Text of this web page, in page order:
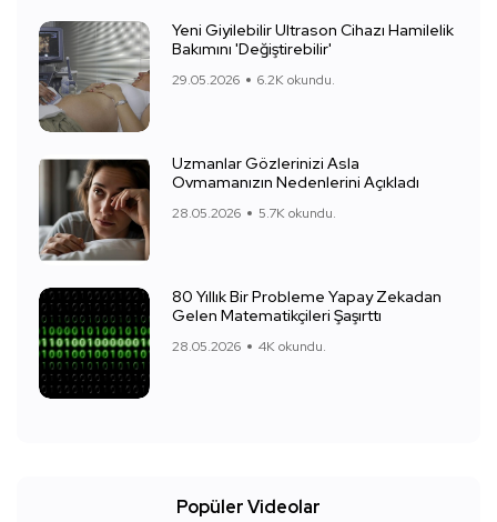
Yeni Giyilebilir Ultrason Cihazı Hamilelik
Bakımını 'Değiştirebilir'
29.05.2026 6.2K okundu.
Uzmanlar Gözlerinizi Asla
Ovmamanızın Nedenlerini Açıkladı
28.05.2026 5.7K okundu.
80 Yıllık Bir Probleme Yapay Zekadan
Gelen Matematikçileri Şaşırttı
28.05.2026 4K okundu.
Popüler Videolar